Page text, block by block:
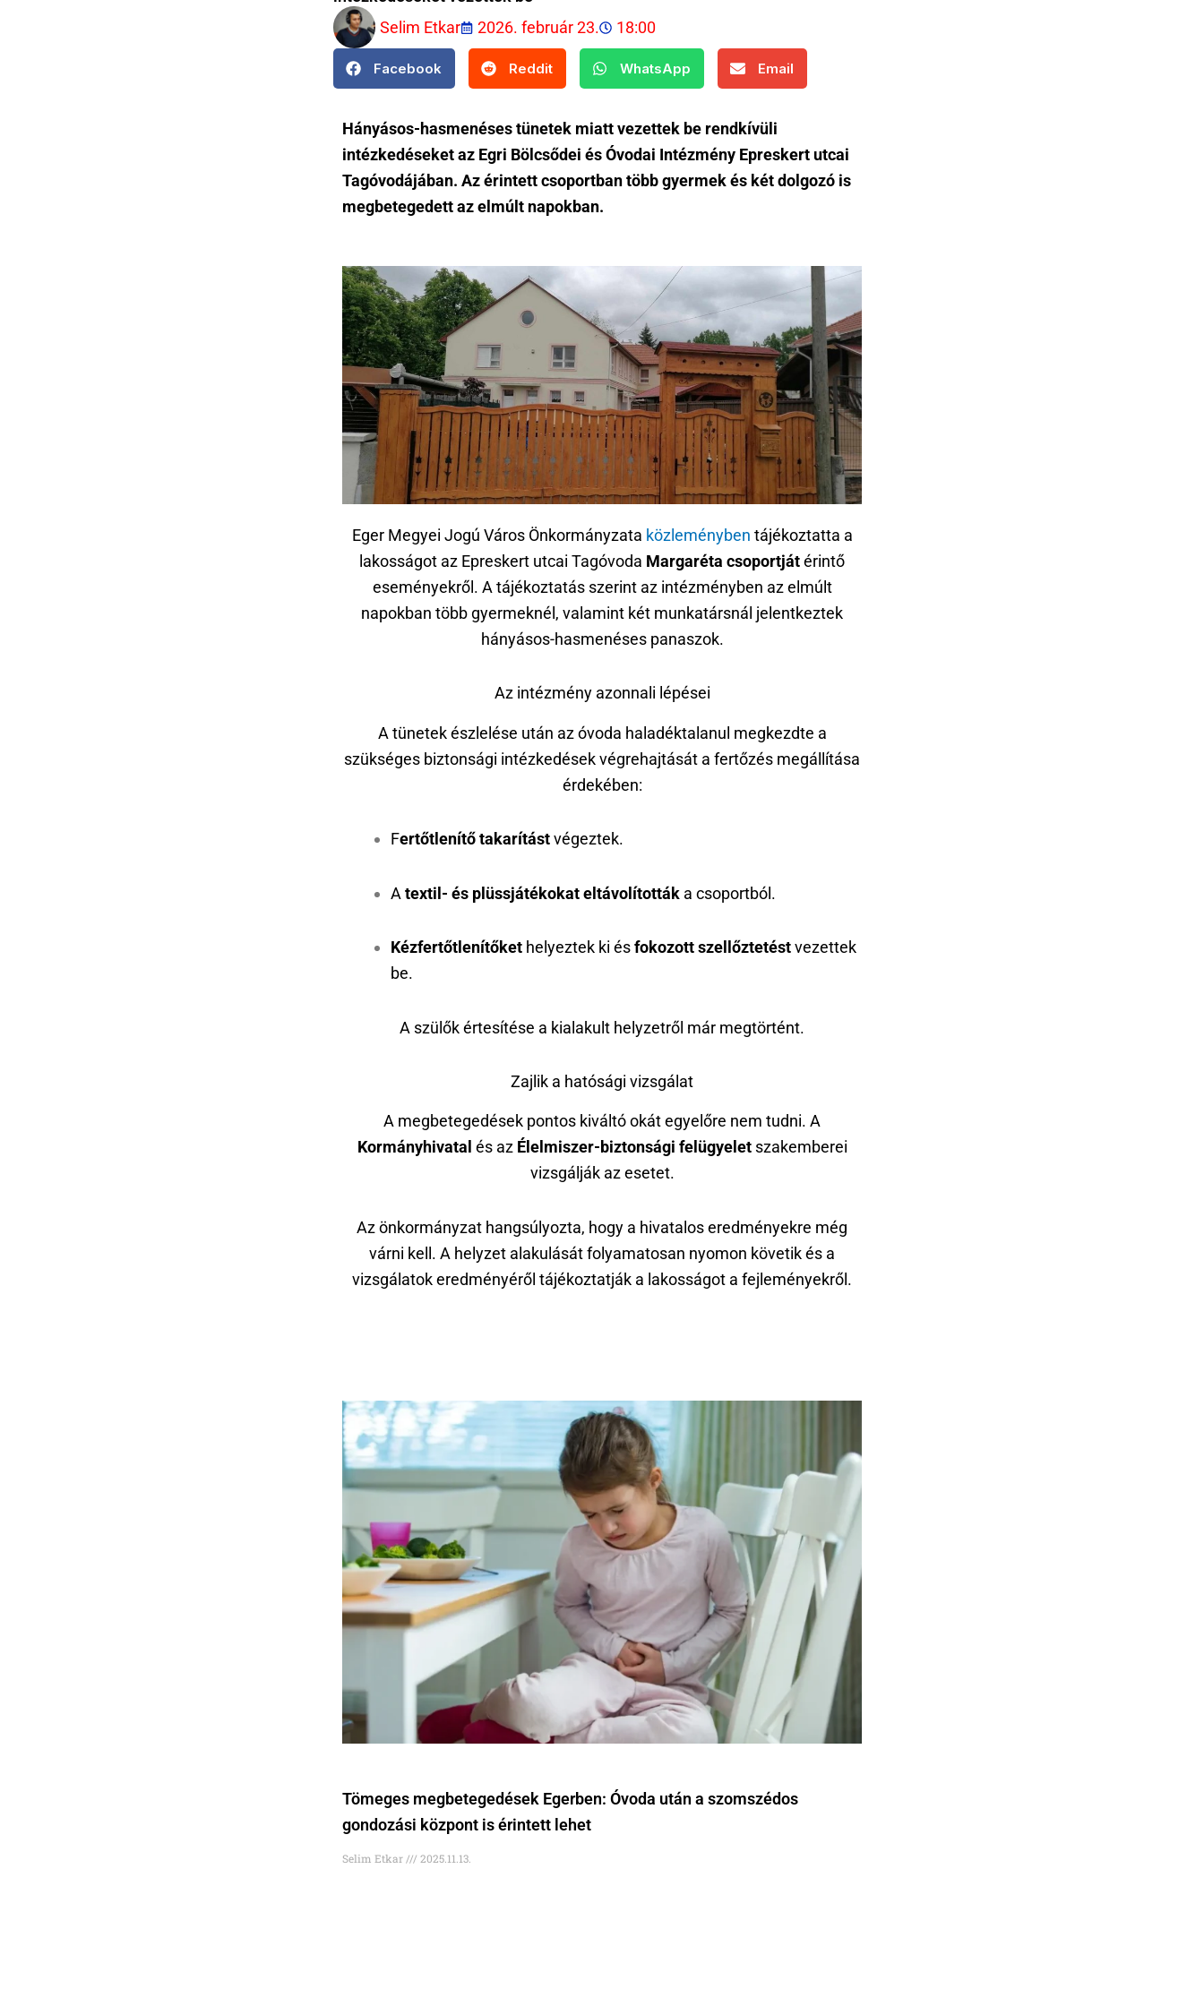
Selim Etkar
2026. február 23. 18:00
Facebook Reddit WhatsApp Email
Hányásos-hasmenéses tünetek miatt vezettek be rendkívüli
intézkedéseket az Egri Bölcsődei és Óvodai Intézmény Epreskert utcai
Tagóvodájában. Az érintett csoportban több gyermek és két dolgozó is
megbetegedett az elmúlt napokban.
Eger Megyei Jogú Város Önkormányzata közleményben tájékoztatta a
lakosságot az Epreskert utcai Tagóvoda Margaréta csoportjátérintő
eseményekről. A tájékoztatás szerint az intézményben az elmúlt
napokban több gyermeknél, valamint két munkatársnál jelentkeztek
hányásos-hasmenéses panaszok.
Az intézmény azonnali lépései
A tünetek észlelése után az óvoda haladéktalanul megkezdte a
szükséges biztonsági intézkedések végrehajtását a fertőzés megállítása
érdekében:
Fertőtlenítő takarítástvégeztek.
A textil- és plüssjátékokat eltávolították a csoportból.
Kézfertőtlenítőket helyeztek ki ésfokozott szellőztetéstvezettek
be.
A szülők értesítése a kialakult helyzetről már megtörtént.
Zajlik a hatósági vizsgálat
A megbetegedések pontos kiváltó okát egyelőre nem tudni. A
Kormányhivatal és az Élelmiszer-biztonsági felügyeletszakemberei
vizsgálják az esetet.
Az önkormányzat hangsúlyozta, hogy a hivatalos eredményekre még
várni kell. A helyzet alakulását folyamatosan nyomon követik és a
vizsgálatok eredményéről tájékoztatják a lakosságot a fejleményekről.
Tömeges megbetegedések Egerben: Óvoda után a szomszédos
gondozási központ is érintett lehet
Selim Etkar 2025.11.13.